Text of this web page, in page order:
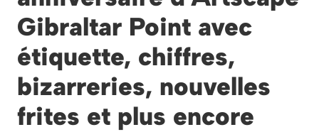
Gibraltar Point avec
étiquette, chiffres,
bizarreries, nouvelles
frites et plus encore